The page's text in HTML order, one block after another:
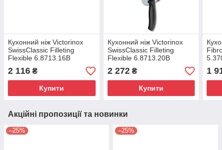
Кухонний ніж Victorinox
SwissClassic Filleting
Flexible 6.8713.16B
2 116 ₴
Купити
Кухонний ніж Victorinox
SwissClassic Filleting
Flexible 6.8713.20B
2 272₴
Купити
1
Акційні пропозиції та новинки
–25% –25%